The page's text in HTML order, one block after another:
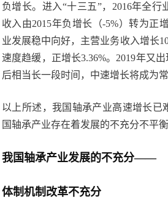
负增长。进入“十三五”，2016年全行
收入由2015年负增长（-5%）转为正
业发展稳中向好，主营业务收入增长
速度趋缓，正增长3.36%。2019年又
后相当长一段时间，中速增长将成为常
以上所述，我国轴承产业高速增长已
国轴承产业存在着发展的不充分不平衡
我国轴承产业发展的不充分——
体制机制改革不充分